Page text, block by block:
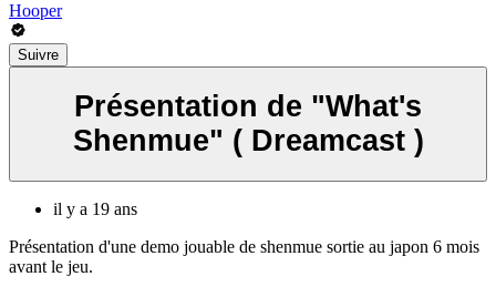
Hooper
Suivre
Présentation de "What's
Shenmue" ( Dreamcast )
il y a 19 ans
Présentation d'une demo jouable de shenmue sortie au japon 6 mois
avant le jeu.